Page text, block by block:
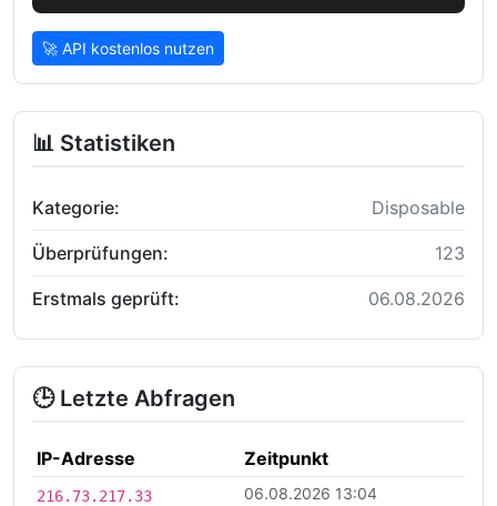
🚀 API kostenlos nutzen
📊 Statistiken
Kategorie: Disposable
Überprüfungen: 123
Erstmals geprüft: 06.08.2026
🕒 Letzte Abfragen
IP-Adresse Zeitpunkt
216.73.217.33 06.08.2026 13:04